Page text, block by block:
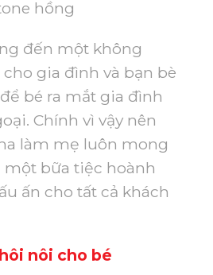
hồng
đến một không
gia đình và bạn bè
bé ra mắt gia đình
Chính vì vậy nên
làm mẹ luôn mong
bữa tiệc hoành
ấn cho tất cả khách
nôi cho bé